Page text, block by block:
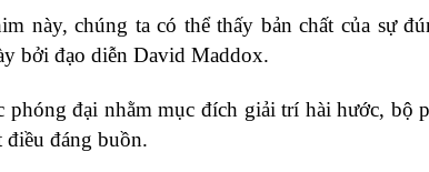
này, chúng ta có thể thấy bản chất của sự
bởi đạo diễn David Maddox.
phóng đại nhằm mục đích giải trí hài hước, bộ
đáng buồn.